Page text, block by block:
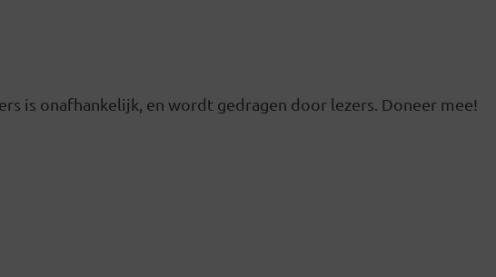
is onafhankelijk, en wordt gedragen door lezers. Doneer mee!